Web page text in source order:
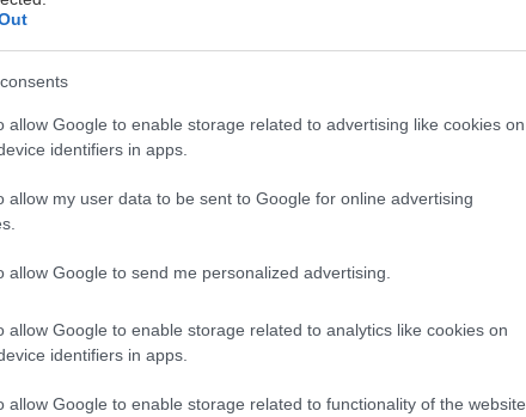
allow Google to enable storage related to advertising like cookies on
identifiers in apps.
allow my user data to be sent to Google for online advertising
allow Google to send me personalized advertising.
allow Google to enable storage related to analytics like cookies on
identifiers in apps.
allow Google to enable storage related to functionality of the website
αυτή την εβδομάδα